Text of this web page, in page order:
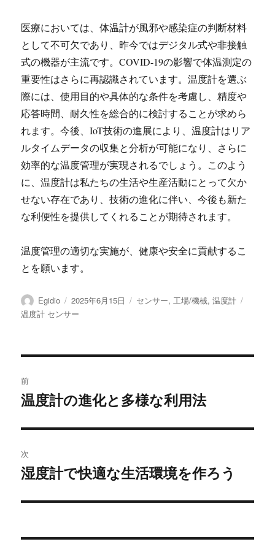
医療においては、体温計が風邪や感染症の判断材料
として不可欠であり、昨今ではデジタル式や非接触
式の機器が主流です。COVID-19の影響で体温測定の
重要性はさらに再認識されています。温度計を選ぶ
際には、使用目的や具体的な条件を考慮し、精度や
応答時間、耐久性を総合的に検討することが求めら
れます。今後、IoT技術の進展により、温度計はリア
ルタイムデータの収集と分析が可能になり、さらに
効率的な温度管理が実現されるでしょう。このよう
に、温度計は私たちの生活や生産活動にとって欠か
せない存在であり、技術の進化に伴い、今後も新た
な利便性を提供してくれることが期待されます。
温度管理の適切な実施が、健康や安全に貢献するこ
とを願います。
投
稿
Egidio
投
稿
2025年6月15日
カ
センサー,工場/機械,温度計
温度計 センサー
稿
ビ
ゲ
ー
前
前
投
稿:
温度計の進化と多様な利用法
次
次
投
湿度計で快適な生活環境を作ろう